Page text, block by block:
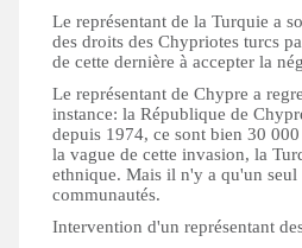
Le représentant de la Turquie a
des droits des Chypriotes turcs
de cette dernière à accepter la
Le représentant de Chypre a
instance: la République de
depuis 1974, ce sont bien 30
la vague de cette invasion, la
ethnique. Mais il n'y a qu'un
communautés.
Intervention d'un représentant